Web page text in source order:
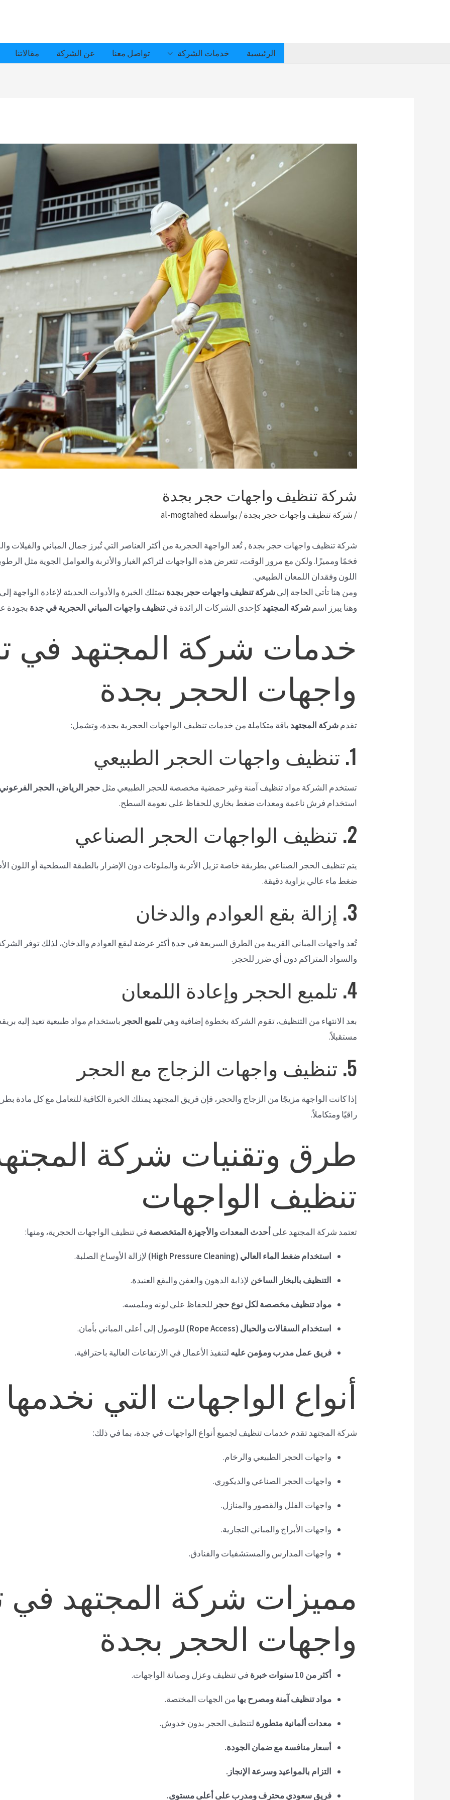
الرئيسية خدمات الشركة تواصل معنا عن الشركة مقالاتنا
شركة تنظيف واجهات حجر بجدة
/ شركة تنظيف واجهات حجر بجدة/ بواسطة al-mogtahed
شركة تنظيف واجهات حجر بجدة , تُعد الواجهة الحجرية من أكثر العناصر التي تُبرز جمال المباني والفيلات
فخمًا ومميزًا. ولكن مع مرور الوقت، تتعرض هذه الواجهات لتراكم الغبار والأتربة والعوامل الجوية مثل
اللون وفقدان اللمعان الطبيعي.
ومن هنا تأتي الحاجة إلىشركة تنظيف واجهات حجر بجدةتمتلك الخبرة والأدوات الحديثة لإعادة
وهنا يبرز اسمشركة المجتهدكإحدى الشركات الرائدة فيتنظيف واجهات المباني الحجرية في جدة بجودة
خدمات شركة المجتهد في
واجهات الحجر بجدة
تقدمشركة المجتهد باقة متكاملة من خدمات تنظيف الواجهات الحجرية بجدة، وتشمل:
1. تنظيف واجهات الحجر الطبيعي
تستخدم الشركة مواد تنظيف آمنة وغير حمضية مخصصة للحجر الطبيعي مثل حجر الرياض، الحجر
استخدام فرش ناعمة ومعدات ضغط بخاري للحفاظ على نعومة السطح.
2. تنظيف الواجهات الحجر الصناعي
يتم تنظيف الحجر الصناعي بطريقة خاصة تزيل الأتربة والملوثات دون الإضرار بالطبقة السطحية أو اللون
ضغط ماء عالي بزاوية دقيقة.
3. إزالة بقع العوادم والدخان
تُعد واجهات المباني القريبة من الطرق السريعة في جدة أكثر عرضة لبقع العوادم والدخان، لذلك توفر
والسواد المتراكم دون أي ضرر للحجر.
4. تلميع الحجر وإعادة اللمعان
بعد الانتهاء من التنظيف، تقوم الشركة بخطوة إضافية وهيتلميع الحجر باستخدام مواد طبيعية تعيد إليه
مستقبلاً.
5. تنظيف واجهات الزجاج مع الحجر
إذا كانت الواجهة مزيجًا من الزجاج والحجر، فإن فريق المجتهد يمتلك الخبرة الكافية للتعامل مع كل مادة
راقيًا ومتكاملاً.
طرق وتقنيات شركة
تنظيف الواجهات
تعتمد شركة المجتهد علىأحدث المعدات والأجهزة المتخصصة في تنظيف الواجهات الحجرية، ومنها:
استخدام ضغط الماء العالي (High Pressure Cleaning) لإزالة الأوساخ الصلبة.
التنظيف بالبخار الساخن لإذابة الدهون والعفن والبقع العنيدة.
مواد تنظيف مخصصة لكل نوع حجر للحفاظ على لونه وملمسه.
استخدام السقالات والحبال (Rope Access) للوصول إلى أعلى المباني بأمان.
فريق عمل مدرب ومؤمن عليه لتنفيذ الأعمال في الارتفاعات العالية باحترافية.
أنواع الواجهات التي نخدمها
شركة المجتهد تقدم خدمات تنظيف لجميع أنواع الواجهات في جدة، بما في ذلك:
واجهات الحجر الطبيعي والرخام.
واجهات الحجر الصناعي والديكوري.
واجهات الفلل والقصور والمنازل.
واجهات الأبراج والمباني التجارية.
واجهات المدارس والمستشفيات والفنادق.
مميزات شركة المجتهد
واجهات الحجر بجدة
أكثر من 10 سنوات خبرة في تنظيف وعزل وصيانة الواجهات.
مواد تنظيف آمنة ومصرح بها من الجهات المختصة.
معدات ألمانية متطورة لتنظيف الحجر بدون خدوش.
أسعار منافسة مع ضمان الجودة.
التزام بالمواعيد وسرعة الإنجاز.
فريق سعودي محترف ومدرب على أعلى مستوى.